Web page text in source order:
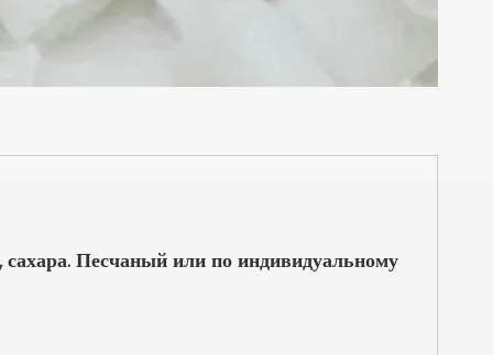
Песчаный или по индивидуальному